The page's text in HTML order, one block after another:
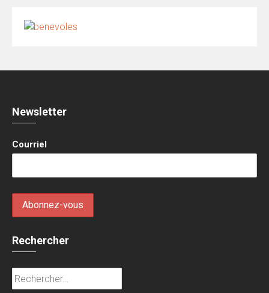
Newsletter
Courriel
Rechercher
Rechercher :